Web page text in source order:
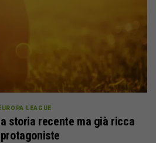
LEAGUE
storia recente ma già ricca